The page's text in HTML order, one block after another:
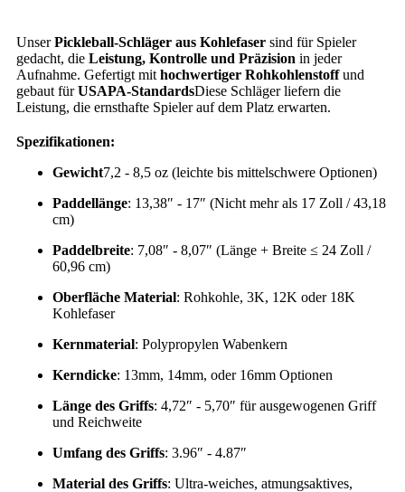
UnserPickleball-Schläger aus Kohlefaser sind für Spieler
gedacht, die Leistung, Kontrolle und Präzision in jeder
Aufnahme. Gefertigt mit hochwertiger Rohkohlenstoffund
gebaut fürUSAPA-StandardsDiese Schläger liefern die
Leistung, die ernsthafte Spieler auf dem Platz erwarten.
Spezifikationen:
Gewicht7,2 - 8,5 oz (leichte bis mittelschwere Optionen)
Paddellänge: 13,38″ - 17″ (Nicht mehr als 17 Zoll / 43,18
cm)
Paddelbreite: 7,08″ - 8,07″ (Länge + Breite ≤ 24 Zoll /
60,96 cm)
Oberfläche Material: Rohkohle, 3K, 12K oder 18K
Kohlefaser
Kernmaterial: Polypropylen Wabenkern
Kerndicke: 13mm, 14mm, oder 16mm Optionen
Länge des Griffs: 4,72″ - 5,70″ für ausgewogenen Griff
und Reichweite
Umfang des Griffs: 3.96″ - 4.87″
Material des Griffs: Ultra-weiches, atmungsaktives,